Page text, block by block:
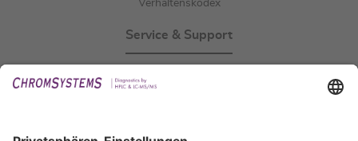
Verhaltenskodex
Service & Support